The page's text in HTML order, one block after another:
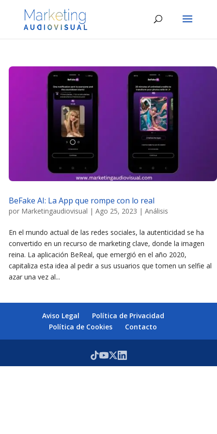
BeFake AI: La App que rompe con lo real
por Marketingaudiovisual | Ago 25, 2023 | Análisis
En el mundo actual de las redes sociales, la autenticidad se ha
convertido en un recurso de marketing clave, donde la imagen
reina. La aplicación BeReal, que emergió en el año 2020,
capitaliza esta idea al pedir a sus usuarios que tomen un selfie al
azar una vez al...
Aviso Legal
Política de Privacidad
Política de Cookies
Contacto